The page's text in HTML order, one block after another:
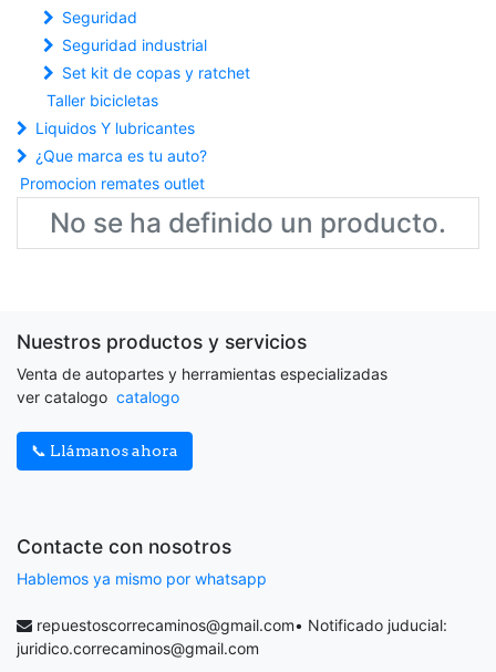
Seguridad
Seguridad industrial
Set kit de copas y ratchet
Taller bicicletas
Liquidos Y lubricantes
¿Que marca es tu auto?
Promocion remates outlet
No se ha definido un producto.
Nuestros productos y servicios
Venta de autopartes y herramientas especializadas
ver catalogo catalogo
📞 Llámanos ahora
Contacte con nosotros
Hablemos ya mismo por whatsapp
repuestoscorrecaminos@gmail.com• Notificado juducial:
juridico.correcaminos@gmail.com